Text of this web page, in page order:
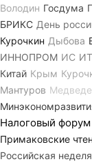
Володин Госдума
БРИКС День
Курочкин Дыбова
ИННОПРОМ ИС ИТ
Китай Крым
Мантуров
Налоговый форум
Примаковские
Российская